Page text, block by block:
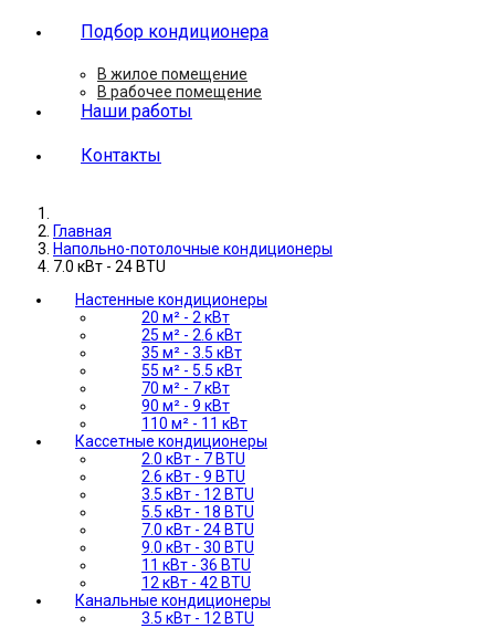
Подбор кондиционера
В жилое помещение
В рабочее помещение
Наши работы
Контакты
Главная
Напольно-потолочные кондиционеры
7.0 кВт - 24 BTU
Настенные кондиционеры
20 м² - 2 кВт
25 м² - 2.6 кВт
35 м² - 3.5 кВт
55 м² - 5.5 кВт
70 м² - 7 кВт
90 м² - 9 кВт
110 м² - 11 кВт
Кассетные кондиционеры
2.0 кВт - 7 BTU
2.6 кВт - 9 BTU
3.5 кВт - 12 BTU
5.5 кВт - 18 BTU
7.0 кВт - 24 BTU
9.0 кВт - 30 BTU
11 кВт - 36 BTU
12 кВт - 42 BTU
Канальные кондиционеры
3.5 кВт - 12 BTU